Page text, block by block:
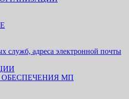
служб, адреса электронной почты
МП